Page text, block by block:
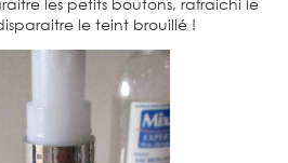
le teint brouillé !